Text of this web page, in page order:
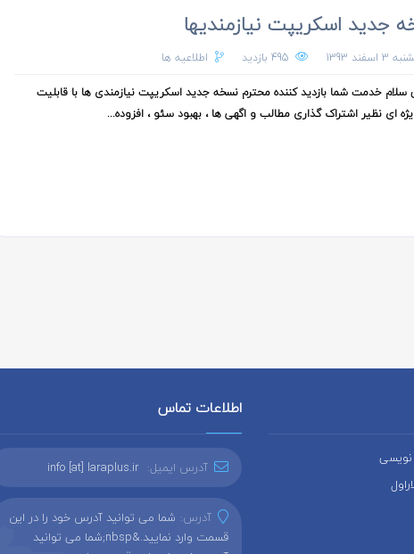
جدید اسکریپت نیازمندیها
اسفند 1393 495 بازدید
اطلاعیه ها
سلام خدمت شما بازدید کننده محترم نسخه جدید اسکریپت نیازمندی ها با قابلیت
ای نظیر اشتراک گذاری مطالب و اگهی ها ، بهبود سئو ، افزوده...
نویسی
اطلاعات تماس
آدرس ایمیل: info [at] laraplus.ir
آدرس: شما می توانید آدرس خود را در این
قسمت وارد نمایید.&nbsp;شما می توانید